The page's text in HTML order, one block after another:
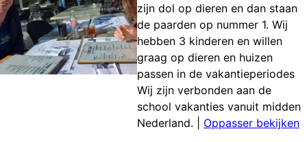
zijn dol op dieren en dan staan
de paarden op nummer 1. Wij
hebben 3 kinderen en willen
graag op dieren en huizen
passen in de vakantieperiodes
Wij zijn verbonden aan de
school vakanties vanuit midden
Nederland.
Oppasser bekijken